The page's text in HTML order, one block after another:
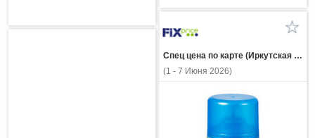
Спец цена по карте (Иркутская область)
(1 - 7 Июня 2026)